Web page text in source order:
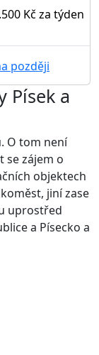
Kč za týden
později
Písek a
O tom není
se zájem o
objektech
jiní zase
uprostřed
a Písecko a